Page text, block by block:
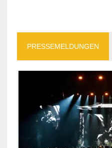
PRESSEMELDUNGEN